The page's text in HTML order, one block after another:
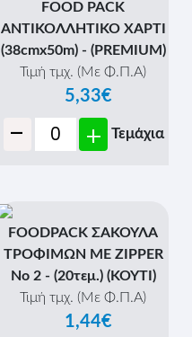
FOOD PACK
ΑΝΤΙΚΟΛΛΗΤΙΚΟ ΧΑΡΤΙ
(38cmx50m) - (PREMIUM)
Τιμή τμχ. (Με Φ.Π.Α)
5,33€
- + Τεμάχια
FOODPACK ΣΑΚΟΥΛΑ
ΤΡΟΦΙΜΩΝ ME ZIPPER
Νο 2 - (20τεμ.) (ΚΟΥΤΙ)
Τιμή τμχ. (Με Φ.Π.Α)
1,44€